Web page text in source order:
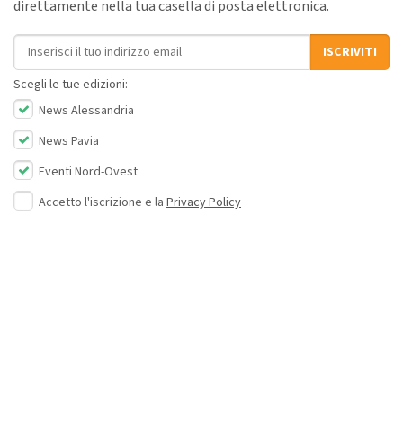
direttamente nella tua casella di posta elettronica.
Indirizzo email
ISCRIVITI
Scegli le tue edizioni:
News Alessandria
News Pavia
Eventi Nord-Ovest
Accetto l'iscrizione e la Privacy Policy